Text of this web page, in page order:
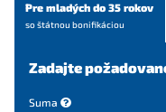
Pre mladých do 35 rokov
so štátnou bonifikáciou
Zadajte
Suma